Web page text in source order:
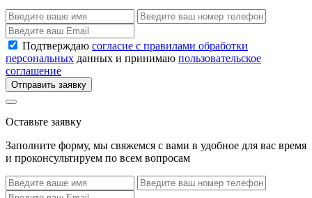
Подтверждаю согласие с правилами обработки
персональных данных и принимаю пользовательское
соглашение
Отправить заявку
Оставьте заявку
Заполните форму, мы свяжемся с вами в удобное для вас время
и проконсультируем по всем вопросам